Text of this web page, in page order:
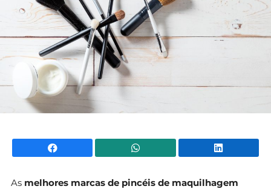
Facebook WhatsApp
As melhores marcas de pincéis de maquilhagem